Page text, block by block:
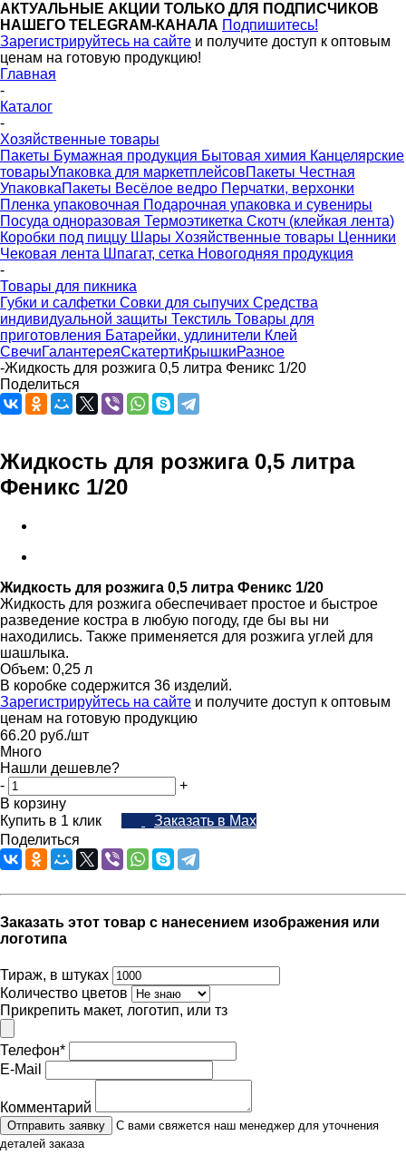
АКТУАЛЬНЫЕ АКЦИИ ТОЛЬКО ДЛЯ ПОДПИСЧИКОВ
НАШЕГО TELEGRAM-КАНАЛА Подпишитесь!
Зарегистрируйтесь на сайте и получите доступ к оптовым
ценам на готовую продукцию!
Главная
-
Каталог
-
Хозяйственные товары
Пакеты Бумажная продукция Бытовая химия Канцелярские
товарыУпаковка для маркетплейсовПакеты Честная
УпаковкаПакеты Весёлое ведро Перчатки, верхонки
Пленка упаковочная Подарочная упаковка и сувениры
Посуда одноразовая Термоэтикетка Скотч (клейкая лента)
Коробки под пиццу Шары Хозяйственные товары Ценники
Чековая лента Шпагат, сетка Новогодняя продукция
-
Товары для пикника
Губки и салфетки Совки для сыпучих Средства
индивидуальной защиты Текстиль Товары для
приготовления Батарейки, удлинители Клей
СвечиГалантереяСкатертиКрышкиРазное
-Жидкость для розжига 0,5 литра Феникс 1/20
Поделиться
Жидкость для розжига 0,5 литра
Феникс 1/20
Жидкость для розжига 0,5 литра Феникс 1/20
Жидкость для розжига обеспечивает простое и быстрое
разведение костра в любую погоду, где бы вы ни
находились. Также применяется для розжига углей для
шашлыка.
Объем: 0,25 л
В коробке содержится 36 изделий.
Зарегистрируйтесь на сайте и получите доступ к оптовым
ценам на готовую продукцию
66.20 руб./шт
Много
Нашли дешевле?
-
+
В корзину
Купить в 1 клик
Заказать в Max
Поделиться
Заказать этот товар с нанесением изображения или
логотипа
Тираж, в штуках
Количество цветов
Прикрепить макет, логотип, или тз
Телефон*
E-Mail
Комментарий
Отправить заявку
С вами свяжется наш менеджер для уточнения
деталей заказа